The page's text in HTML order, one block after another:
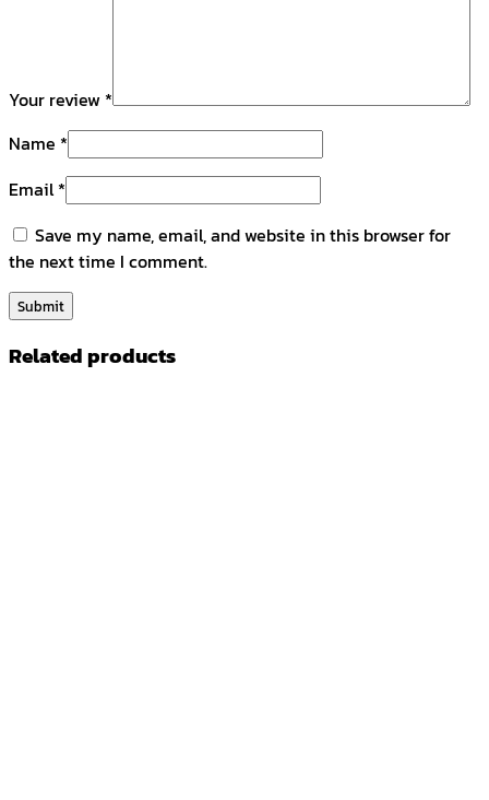
Your review *
Name *
Email*
Save my name, email, and website in this browser for
the next time I comment.
Related products